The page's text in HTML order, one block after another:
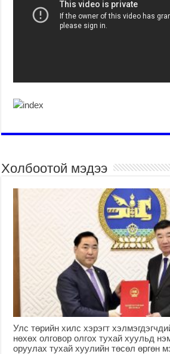
Холбоотой мэдээ
Улс төрийн хилс хэрэгт
нөхөх олговор олгох тухай хуульд
оруулах тухай хуулийн төсөл өргөн